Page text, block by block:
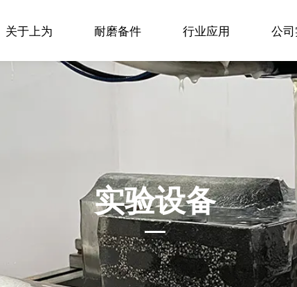
关于上为 耐磨备件 行业应用 公
实验设备